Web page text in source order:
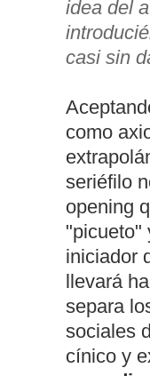
idea del
casi sin
como
seriéfilo
opening
"picueto"
iniciador
llevará
separa
sociales
cínico y